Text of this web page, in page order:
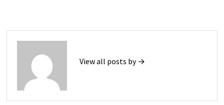
View all posts by →